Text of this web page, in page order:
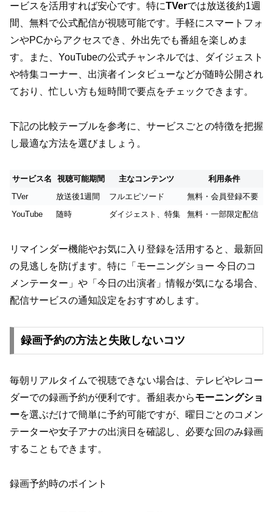
ービスを活用すれば安心です。特にTVerでは放送後約1週
間、無料で公式配信が視聴可能です。手軽にスマートフォ
ンやPCからアクセスでき、外出先でも番組を楽しめま
す。また、YouTubeの公式チャンネルでは、ダイジェスト
や特集コーナー、出演者インタビューなどが随時公開され
ており、忙しい方も短時間で要点をチェックできます。
下記の比較テーブルを参考に、サービスごとの特徴を把握
し最適な方法を選びましょう。
サービス名 視聴可能期間 主なコンテンツ
利用条件
TVer
放送後1週間 フルエピソード
無料・会員登録不要
YouTube
随時 ダイジェスト、特集 無料・一部限定配信
リマインダー機能やお気に入り登録を活用すると、最新回
の見逃しを防げます。特に「モーニングショー 今日のコ
メンテーター」や「今日の出演者」情報が気になる場合、
配信サービスの通知設定をおすすめします。
録画予約の方法と失敗しないコツ
毎朝リアルタイムで視聴できない場合は、テレビやレコー
ダーでの録画予約が便利です。番組表からモーニングショ
ーを選ぶだけで簡単に予約可能ですが、曜日ごとのコメン
テーターや女子アナの出演日を確認し、必要な回のみ録画
することもできます。
録画予約時のポイント